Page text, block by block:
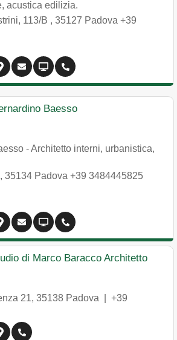
acustica edilizia.
113/B , 35127 Padova +39
Baesso
- Architetto interni, urbanistica,
, 35134 Padova +39 3484445825
di Marco Baracco Architetto
21, 35138 Padova
+39